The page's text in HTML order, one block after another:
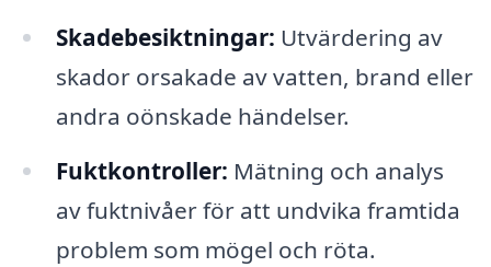
Skadebesiktningar: Utvärdering av
skador orsakade av vatten, brand eller
andra oönskade händelser.
Fuktkontroller: Mätning och analys
av fuktnivåer för att undvika framtida
problem som mögel och röta.